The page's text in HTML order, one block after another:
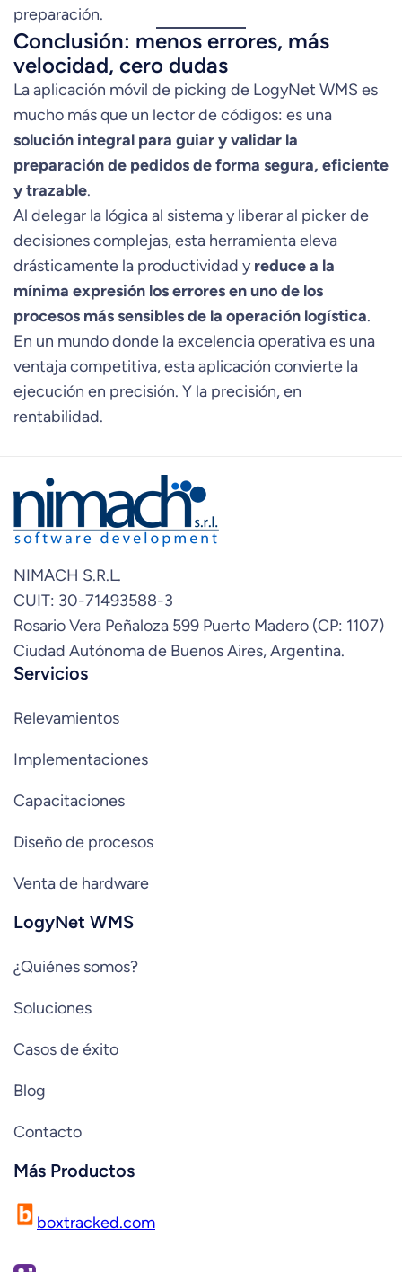
preparación.
Conclusión: menos errores, más
velocidad, cero dudas
La aplicación móvil de picking de LogyNet WMS es
mucho más que un lector de códigos: es una
solución integral para guiar y validar la
preparación de pedidos de forma segura, eficiente
y trazable.
Al delegar la lógica al sistema y liberar al picker de
decisiones complejas, esta herramienta eleva
drásticamente la productividad yreduce a la
mínima expresión los errores en uno de los
procesos más sensibles de la operación logística.
En un mundo donde la excelencia operativa es una
ventaja competitiva, esta aplicación convierte la
ejecución en precisión. Y la precisión, en
rentabilidad.
NIMACH S.R.L.
CUIT: 30-71493588-3
Rosario Vera Peñaloza 599 Puerto Madero (CP: 1107)
Ciudad Autónoma de Buenos Aires, Argentina.
Servicios
Relevamientos
Implementaciones
Capacitaciones
Diseño de procesos
Venta de hardware
LogyNet WMS
¿Quiénes somos?
Soluciones
Casos de éxito
Blog
Contacto
Más Productos
boxtracked.com